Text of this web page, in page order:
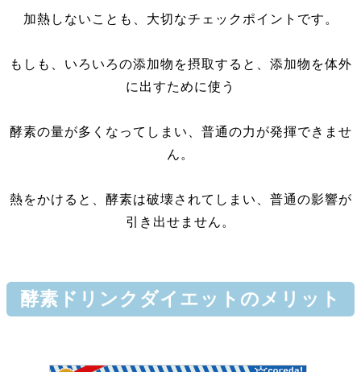
加熱しないことも、大切なチェックポイントです。
もしも、いろいろの添加物を摂取すると、添加物を体外
に出すために使う
酵素の量が多くなってしまい、普通の力が発揮できませ
ん。
熱をかけると、酵素は破壊されてしまい、普通の影響が
引き出せません。
酵素ドリンクダイエットのメリット